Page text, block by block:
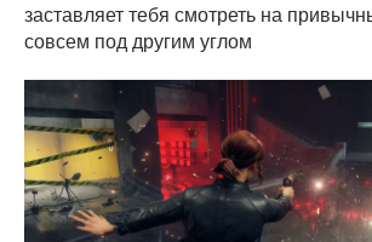
заставляет тебя смотреть на
совсем под другим углом